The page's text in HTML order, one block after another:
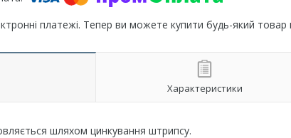
платежі. Тепер ви можете купити будь-який
Характеристики
шляхом цинкування штрипсу.